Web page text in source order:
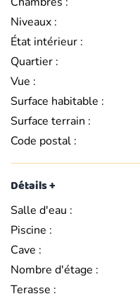
Niveaux :
État intérieur :
Quartier :
Vue :
Surface habitable :
Surface terrain :
Code postal :
Détails +
Salle d'eau :
Piscine :
Cave :
Nombre d'étage :
Terasse :